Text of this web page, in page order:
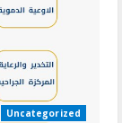
Uncategorized